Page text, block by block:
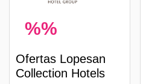
%%
Ofertas Lopesan
Collection Hotels